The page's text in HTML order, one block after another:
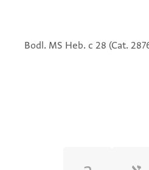
Bodl. MS Heb. c 28 (Cat.